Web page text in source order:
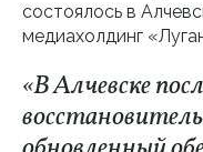
состоялось в
медиахолдинг
«В Алчевске